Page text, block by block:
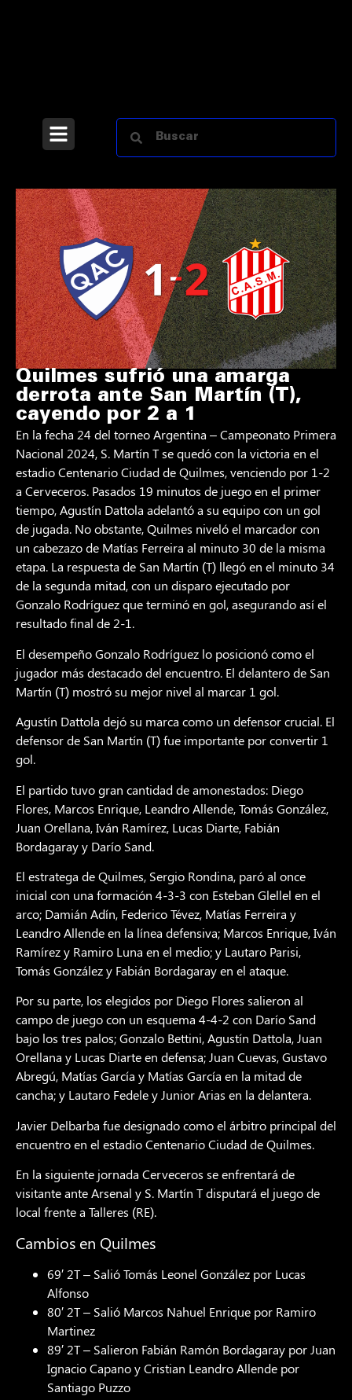
Quilmes sufrió una amarga
derrota ante San Martín (T),
cayendo por 2 a 1
En la fecha 24 del torneo Argentina – Campeonato Primera
Nacional 2024, S. Martín T se quedó con la victoria en el
estadio Centenario Ciudad de Quilmes, venciendo por 1-2
a Cerveceros. Pasados 19 minutos de juego en el primer
tiempo, Agustín Dattola adelantó a su equipo con un gol
de jugada. No obstante, Quilmes niveló el marcador con
un cabezazo de Matías Ferreira al minuto 30 de la misma
etapa. La respuesta de San Martín (T) llegó en el minuto 34
de la segunda mitad, con un disparo ejecutado por
Gonzalo Rodríguez que terminó en gol, asegurando así el
resultado final de 2-1.
El desempeño Gonzalo Rodríguez lo posicionó como el
jugador más destacado del encuentro. El delantero de San
Martín (T) mostró su mejor nivel al marcar 1 gol.
Agustín Dattola dejó su marca como un defensor crucial. El
defensor de San Martín (T) fue importante por convertir 1
gol.
El partido tuvo gran cantidad de amonestados: Diego
Flores, Marcos Enrique, Leandro Allende, Tomás González,
Juan Orellana, Iván Ramírez, Lucas Diarte, Fabián
Bordagaray y Darío Sand.
El estratega de Quilmes, Sergio Rondina, paró al once
inicial con una formación 4-3-3 con Esteban Glellel en el
arco; Damián Adín, Federico Tévez, Matías Ferreira y
Leandro Allende en la línea defensiva; Marcos Enrique, Iván
Ramírez y Ramiro Luna en el medio; y Lautaro Parisi,
Tomás González y Fabián Bordagaray en el ataque.
Por su parte, los elegidos por Diego Flores salieron al
campo de juego con un esquema 4-4-2 con Darío Sand
bajo los tres palos; Gonzalo Bettini, Agustín Dattola, Juan
Orellana y Lucas Diarte en defensa; Juan Cuevas, Gustavo
Abregú, Matías García y Matías García en la mitad de
cancha; y Lautaro Fedele y Junior Arias en la delantera.
Javier Delbarba fue designado como el árbitro principal del
encuentro en el estadio Centenario Ciudad de Quilmes.
En la siguiente jornada Cerveceros se enfrentará de
visitante ante Arsenal y S. Martín T disputará el juego de
local frente a Talleres (RE).
Cambios en Quilmes
69′ 2T – Salió Tomás Leonel González por Lucas
Alfonso
80′ 2T – Salió Marcos Nahuel Enrique por Ramiro
Martinez
89′ 2T – Salieron Fabián Ramón Bordagaray por Juan
Ignacio Capano y Cristian Leandro Allende por
Santiago Puzzo